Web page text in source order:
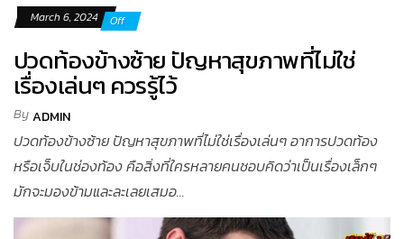
March 6, 2024 Off
ปวดท้องข้างซ้าย ปัญหาสุขภาพที่ไม่ใช่
เรื่องเล่นๆ ควรรู้ไว้
ByADMIN
ปวดท้องข้างซ้าย ปัญหาสุขภาพที่ไม่ใช่เรื่องเล่นๆ อาการปวดท้อง
หรือเจ็บในช่องท้อง คือสิ่งที่ใครหลายคนชอบคิดว่าเป็นเรื่องเล็กๆ
มักจะมองข้ามและละเลยเสมอ...